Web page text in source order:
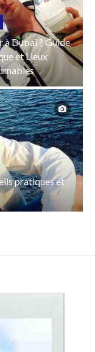
à Dubaï ? Guide
et Lieux
pratiques et